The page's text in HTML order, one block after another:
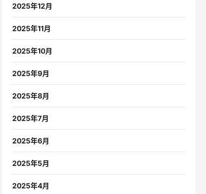
2025年12月
2025年11月
2025年10月
2025年9月
2025年8月
2025年7月
2025年6月
2025年5月
2025年4月